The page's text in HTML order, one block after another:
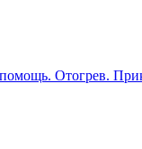
Отогрев.